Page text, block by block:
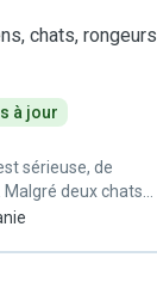
chats, rongeurs
à jour
deux chats
parfaitement